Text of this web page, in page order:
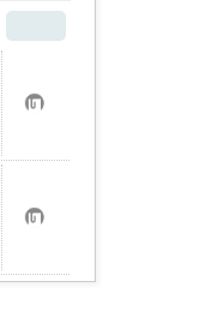
お
気
に
入
り
登
録
お
気
に
入